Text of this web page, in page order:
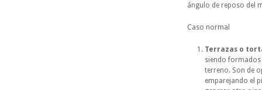
ángulo de reposo del
Caso
Terrazas o
siendo formados
terreno. Son de
emparejando el